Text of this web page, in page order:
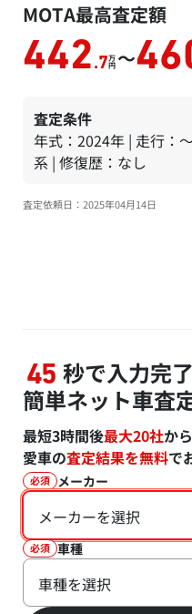
MOTA最高査定額
442 .7万
円 ～
査定条件
年式：2024年 | 走行：
系 | 修復歴：なし
査定依頼日：2025年04月14日
45 秒で入力完了
簡単ネット車査
最短3時間後最大20社から
愛車の査定結果を無料で
必須 メーカー
メーカーを選択
必須 車種
車種を選択